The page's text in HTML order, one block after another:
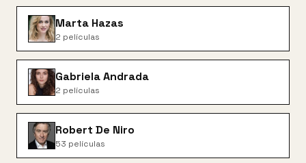
Marta Hazas
2 películas
Gabriela Andrada
2 películas
Robert De Niro
53 películas